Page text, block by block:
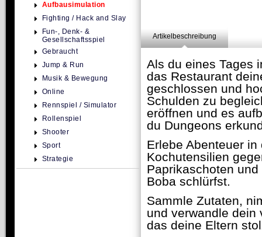
Artikelbeschreibung
Als du eines Tages
das Restaurant
geschlossen und
Schulden zu
eröffnen und es
du Dungeons
Erlebe Abenteuer
Kochutensilien
Paprikaschoten
Boba schlürfst.
Sammle Zutaten,
und verwandle dein
das deine Eltern
Aufbausimulation
Fighting / Hack and Slay
Fun-, Denk- &
Gesellschaftsspiel
Gebraucht
Jump & Run
Musik & Bewegung
Online
Rennspiel / Simulator
Rollenspiel
Shooter
Sport
Strategie